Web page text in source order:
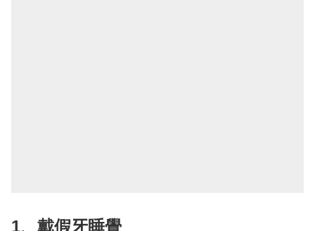
1、戴假牙睡覺